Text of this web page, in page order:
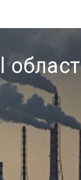
област